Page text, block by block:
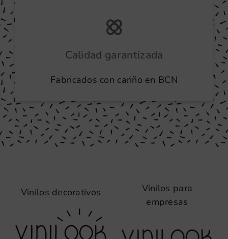
Calidad garantizada
Fabricados con cariño en BCN
Vinilos decorativos
Vinilos para
empresas